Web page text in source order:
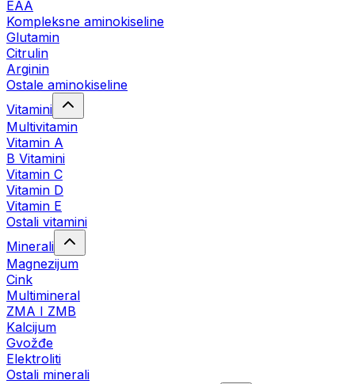
ЕАА
Kompleksne aminokiseline
Glutamin
Citrulin
Arginin
Ostale aminokiseline
Vitamini
Multivitamin
Vitamin A
B Vitamini
Vitamin C
Vitamin D
Vitamin E
Ostali vitamini
Minerali
Magnezijum
Cink
Multimineral
ZMA I ZMB
Kalcijum
Gvožđe
Elektroliti
Ostali minerali